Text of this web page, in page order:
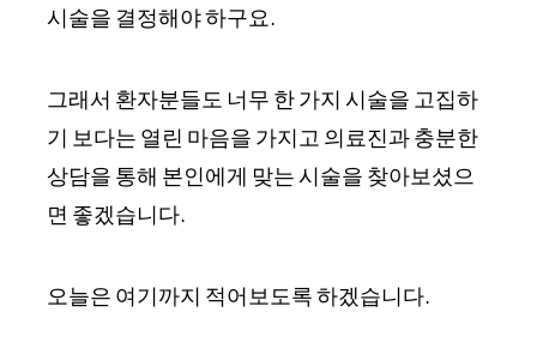
시술을 결정해야 하구요.
그래서 환자분들도 너무 한 가지 시술을 고집하
기 보다는 열린 마음을 가지고 의료진과 충분한
상담을 통해 본인에게 맞는 시술을 찾아보셨으
면 좋겠습니다.
오늘은 여기까지 적어보도록 하겠습니다.